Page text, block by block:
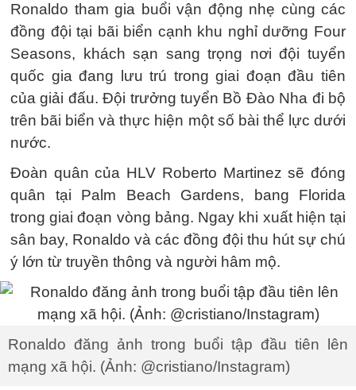
Ronaldo tham gia buổi vận động nhẹ cùng các
đồng đội tại bãi biển cạnh khu nghỉ dưỡng Four
Seasons, khách sạn sang trọng nơi đội tuyển
quốc gia đang lưu trú trong giai đoạn đầu tiên
của giải đấu. Đội trưởng tuyển Bồ Đào Nha đi bộ
trên bãi biển và thực hiện một số bài thể lực dưới
nước.
Đoàn quân của HLV Roberto Martinez sẽ đóng
quân tại Palm Beach Gardens, bang Florida
trong giai đoạn vòng bảng. Ngay khi xuất hiện tại
sân bay, Ronaldo và các đồng đội thu hút sự chú
ý lớn từ truyền thông và người hâm mộ.
Ronaldo đăng ảnh trong buổi tập đầu tiên lên
mạng xã hội. (Ảnh: @cristiano/Instagram)